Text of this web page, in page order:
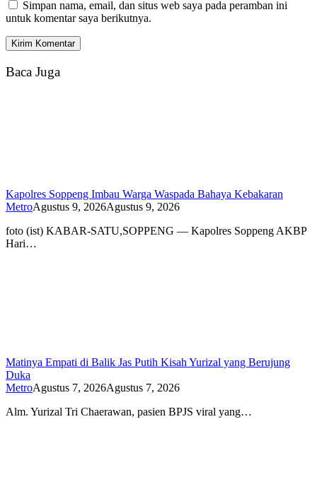
Simpan nama, email, dan situs web saya pada peramban ini
untuk komentar saya berikutnya.
Baca Juga
Kapolres Soppeng Imbau Warga Waspada Bahaya Kebakaran
MetroAgustus 9, 2026Agustus 9, 2026
foto (ist) KABAR-SATU,SOPPENG — Kapolres Soppeng AKBP
Hari…
Matinya Empati di Balik Jas Putih Kisah Yurizal yang Berujung
Duka
MetroAgustus 7, 2026Agustus 7, 2026
Alm. Yurizal Tri Chaerawan, pasien BPJS viral yang…